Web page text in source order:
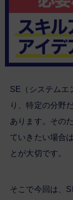
SE（システムエ
り、特定の分野
あります。その
ていきたい場合
とが大切です。
そこで今回は、